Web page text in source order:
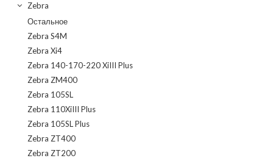
Zebra
Остальное
Zebra S4M
Zebra Xi4
Zebra 140-170-220 XiIII Plus
Zebra ZM400
Zebra 105SL
Zebra 110XiIII Plus
Zebra 105SL Plus
Zebra ZT400
Zebra ZT200